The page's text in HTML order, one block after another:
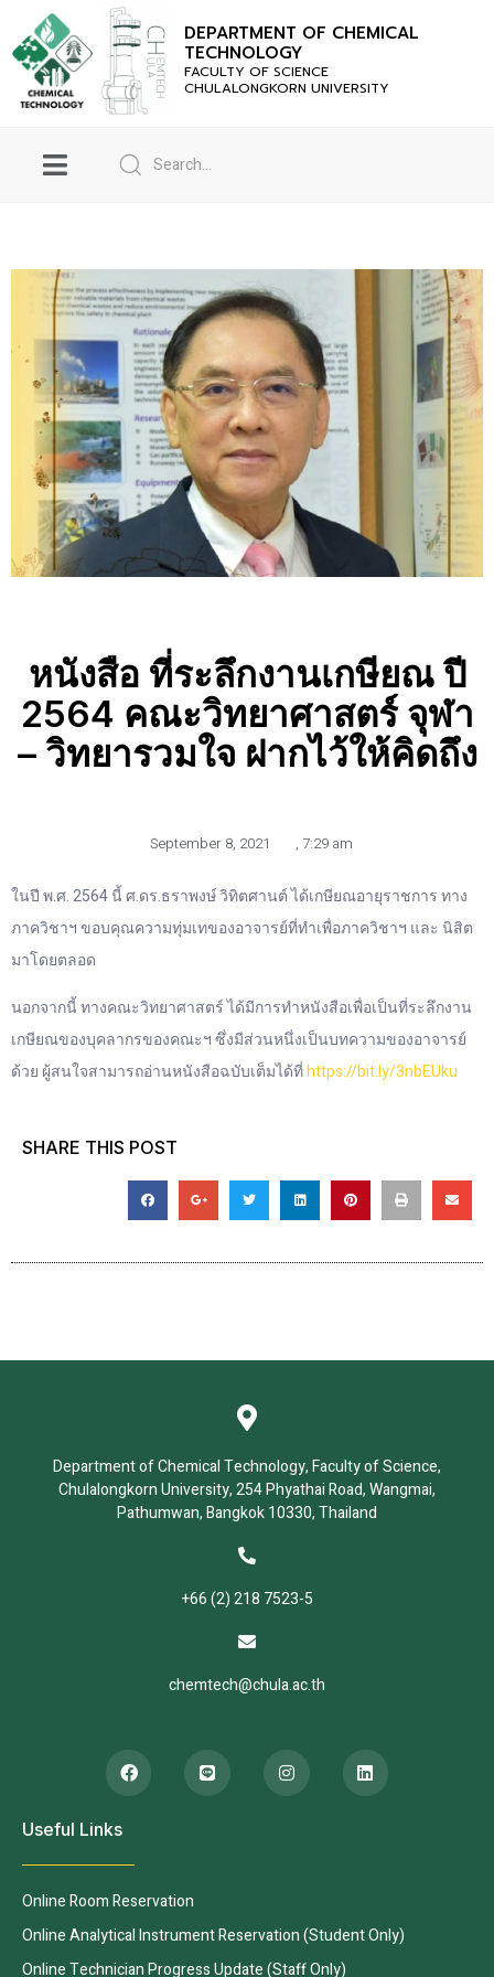
DEPARTMENT OF CHEMICAL
TECHNOLOGY
FACULTY OF SCIENCE
CHULALONGKORN UNIVERSITY
หนังสือ ที่ระลึกงานเกษียณ ปี
2564 คณะวิทยาศาสตร์ จุฬา
– วิทยารวมใจ ฝากไว้ให้คิดถึง
September 8, 2021 , 7:29 am
ในปี พ.ศ. 2564 นี้ ศ.ดร.ธราพงษ์ วิทิตศานต์ ได้เกษียณอายุราชการ ทาง
ภาควิชาฯ ขอบคุณความทุ่มเทของอาจารย์ที่ทำเพื่อภาควิชาฯ และ นิสิต
มาโดยตลอด
นอกจากนี้ ทางคณะวิทยาศาสตร์ ได้มีการทำหนังสือเพื่อเป็นที่ระลึกงาน
เกษียณของบุคลากรของคณะฯ ซึ่งมีส่วนหนึ่งเป็นบทความของอาจารย์
ด้วย ผู้สนใจสามารถอ่านหนังสือฉบับเต็มได้ที่https://bit.ly/3nbEUku
SHARE THIS POST
Department of Chemical Technology, Faculty of Science,
Chulalongkorn University, 254 Phyathai Road, Wangmai,
Pathumwan, Bangkok 10330, Thailand
+66 (2) 218 7523-5
chemtech@chula.ac.th
Useful Links
Online Room Reservation
Online Analytical Instrument Reservation (Student Only)
Online Technician Progress Update (Staff Only)